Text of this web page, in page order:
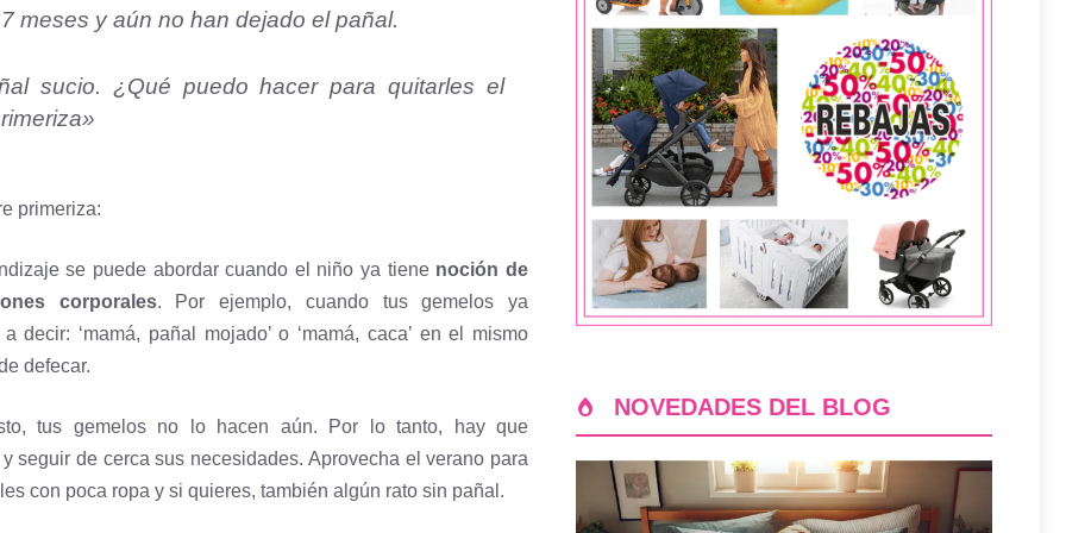
meses y aún no han dejado el pañal.
sucio. ¿Qué puedo hacer para quitarles el
primeriza:
se puede abordar cuando el niño ya tiene noción de
corporales. Por ejemplo, cuando tus gemelos ya
decir: ‘mamá, pañal mojado’ o ‘mamá, caca’ en el mismo
defecar.
tus gemelos no lo hacen aún. Por lo tanto, hay que
seguir de cerca sus necesidades. Aprovecha el verano para
con poca ropa y si quieres, también algún rato sin pañal.
NOVEDADES DEL BLOG